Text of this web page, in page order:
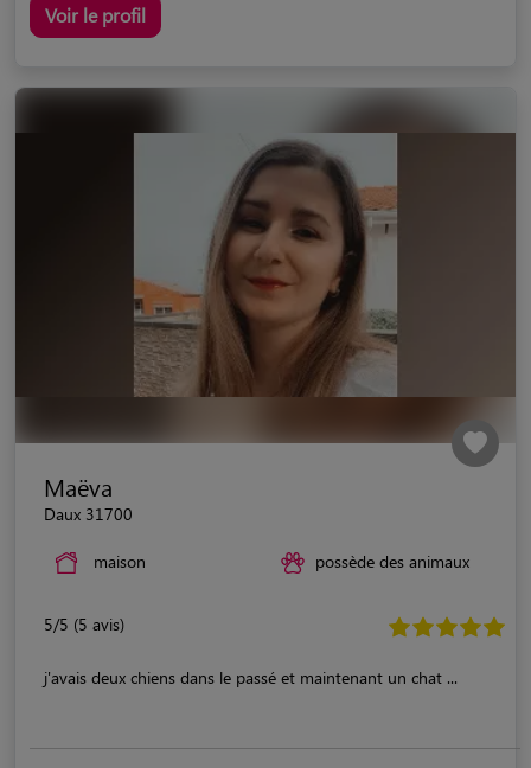
Voir le profil
Maëva
Daux 31700
maison possède des animaux
5/5 (5 avis)
j'avais deux chiens dans le passé et maintenant un chat ...